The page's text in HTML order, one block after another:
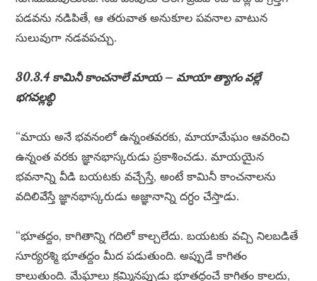
పడవను నడిపితే, ఆ తరువాత అనుకూల పవనాల వాటున
సులువుగా నడవపచ్చు.
30.3.4 కామినీ కాంచనాలే మాయ – మాయా త్యాగం వల్లే
భగవల్లబ్ధి
“మాయ అనే భవనంలో ఉన్నంతవరకు, మాయామేఘం ఆవరించి
ఉన్నంత వరకు జ్ఞానభాస్కరుడు ప్రకాశించడు. మాయయైన
భవనాన్ని వీడి బయటకు వచ్చేస్తే, అంటే కామినీ కాంచనాలను
వదిలివేస్తే జ్ఞానభాస్కరుడు అజ్ఞానాన్ని దగ్ధం చేస్తాడు.
“భూతద్దం, కాగితాన్ని గదిలో కాల్చలేదు. బయటకు వచ్చి నిలబడితే
సూర్యరశ్మి భూతద్దం మీద పడుతుంది. అప్పుడే కాగితం
కాలుతుంది. మేఘాలు క్రమ్మినప్పుడు భూతద్దంచే కాగితం కాలదు,